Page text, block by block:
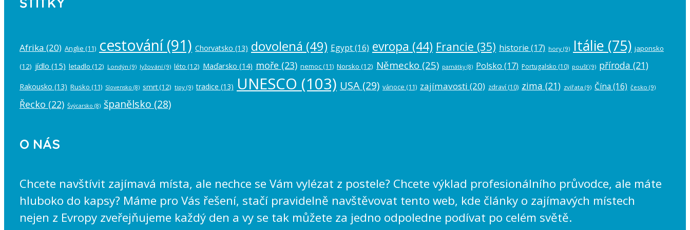
Afrika (20) Anglie (11) cestování(91) Chorvatsko (13) dovolená (49) Egypt(16) evropa (44) Francie (35) historie (17) hory (9) Itálie (75) japonsko
(12) jídlo (15) letadlo (12) Londýn (9) lyžování (9) léto (12) Maďarsko (14) moře (23) nemoc(11) Norsko (12) Německo (25) památky(8) Polsko (17) Portugalsko (10) poušť(9) příroda (21)
Rakousko (13) Rusko (11) Slovensko (8) smrt(12) tipy (9) tradice (13) UNESCO (103) USA (29) vánoce (11) zajímavosti (20) zdraví (10) zima (21) zvířata (9) Čína (16) česko (9)
Řecko (22) Švýcarsko (8) španělsko (28)
O NÁS
Chcete navštívit zajímavá místa, ale nechce se Vám vylézat z postele? Chcete výklad profesionálního průvodce, ale máte
hluboko do kapsy? Máme pro Vás řešení, stačí pravidelně navštěvovat tento web, kde články o zajímavých místech
nejen z Evropy zveřejňujeme každý den a vy se tak můžete za jedno odpoledne podívat po celém světě.